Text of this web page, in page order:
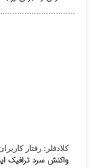
کلادفلر: رفتار
واکنش سرد ترافیک